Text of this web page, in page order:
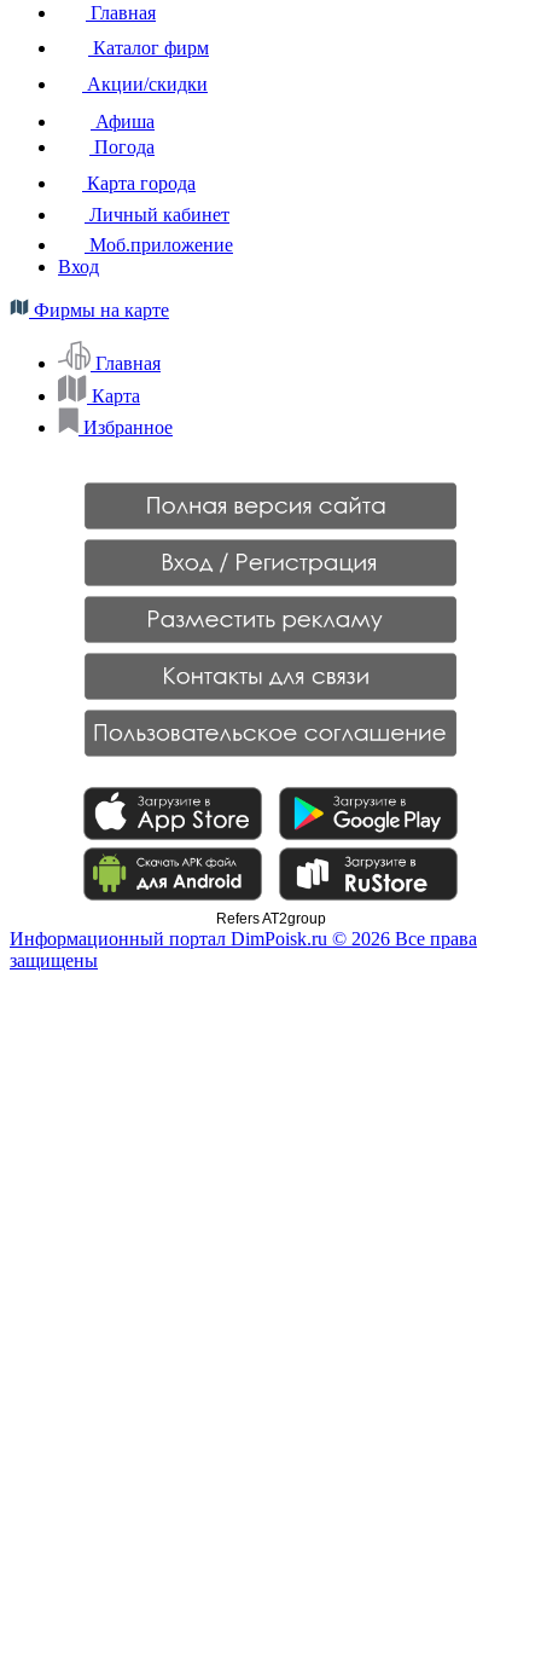
Главная
Каталог фирм
Акции/скидки
Афиша
Погода
Карта города
Личный кабинет
Моб.приложение
Вход
Фирмы на карте
Главная
Карта
Избранное
Refers AT2group
Информационный портал DimPoisk.ru © 2026 Все права
защищены